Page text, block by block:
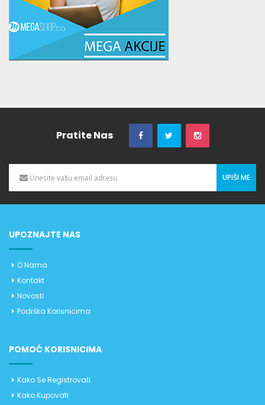
Pratite Nas
UPIŠI ME
UPOZNAJTE NAS
O Nama
Kontakt
Novosti
Podrška Korisnicima
POMOĆ KORISNICIMA
Kako Se Registrovati
Kako Kupovati